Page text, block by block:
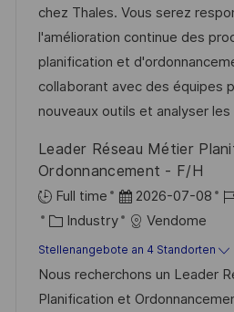
n
t
l
i
c
h
u
n
g
m
d
e
r
V
r
f
e
n
t
I
D
chez Thales. Vous serez
l'amélioration continue des
planification et
collaborant avec des équipes
nouveaux outils et analyser
Leader Réseau Métier
Ordonnancement - F/H
Full time
D
a
t
u
m
2026-07-08
J
b
-
I
K
a
t
e
Industry Vendome
Stellenangebote an 4 Standorten
Nous recherchons un Leader
Planification et